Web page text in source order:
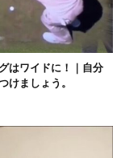
はワイドに！｜自分
けましょう。